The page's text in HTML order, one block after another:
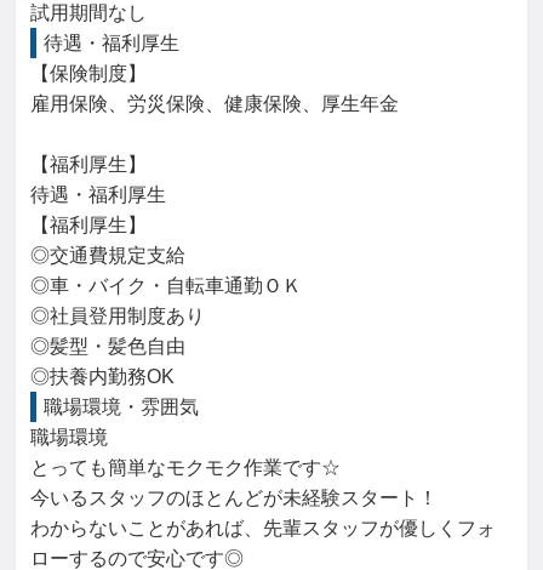
試用期間なし
待遇・福利厚生
【保険制度】
雇用保険、労災保険、健康保険、厚生年金
【福利厚生】
待遇・福利厚生
【福利厚生】
◎交通費規定支給
◎車・バイク・自転車通勤ＯＫ
◎社員登用制度あり
◎髪型・髪色自由
◎扶養内勤務OK
職場環境・雰囲気
職場環境
とっても簡単なモクモク作業です☆
今いるスタッフのほとんどが未経験スタート！
わからないことがあれば、先輩スタッフが優しくフォ
ローするので安心です◎